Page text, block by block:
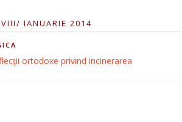
IANUARIE 2014
ortodoxe privind incinerarea